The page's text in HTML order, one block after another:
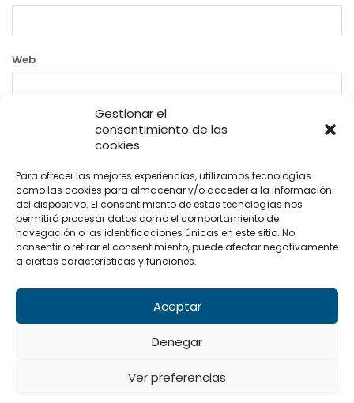
Gestionar el
consentimiento de las
cookies
Para ofrecer las mejores experiencias, utilizamos tecnologías
como las cookies para almacenar y/o acceder a la información
del dispositivo. El consentimiento de estas tecnologías nos
permitirá procesar datos como el comportamiento de
navegación o las identificaciones únicas en este sitio. No
consentir o retirar el consentimiento, puede afectar negativamente
a ciertas características y funciones.
Aceptar
Denegar
Ver preferencias
Web
Condiciones legales | Compra y Cancelaciones
Política de privacidad
Política de cookies Contacto
Pide tu cita: +34 656 70 79 28
© 2023 Todos los derechos reservados a CNM.